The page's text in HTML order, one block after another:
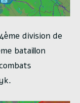
division de
bataillon